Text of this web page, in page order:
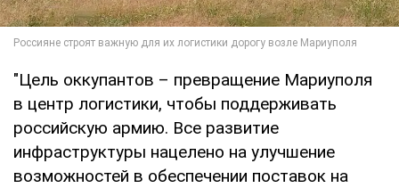
"Цель оккупантов – превращение Мариуполя
в центр логистики, чтобы поддерживать
российскую армию. Все развитие
инфраструктуры нацелено на улучшение
возможностей в обеспечении поставок на